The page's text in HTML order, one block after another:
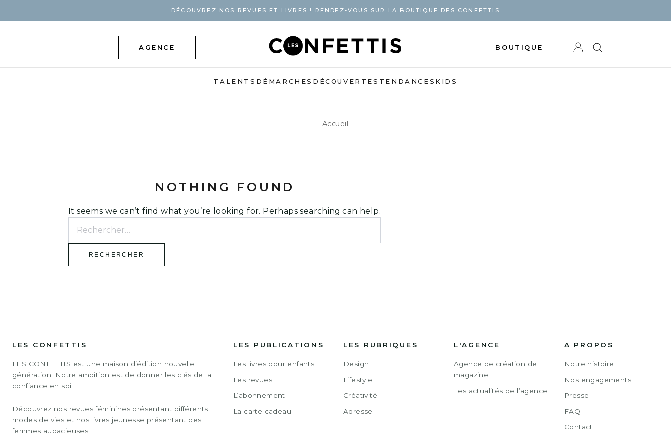
DÉCOUVREZ NOS REVUES ET LIVRES ! RENDEZ-VOUS SUR LA BOUTIQUE DES CONFETTIS
AGENCE BOUTIQUE
TALENTS DÉMARCHES DÉCOUVERTES TENDANCES KIDS
Accueil
NOTHING FOUND
It seems we can’t find what you’re looking for. Perhaps searching can help.
LES CONFETTIS
LES CONFETTIS est une maison d’édition nouvelle
génération. Notre ambition est de donner les clés de la
confiance en soi.
Découvrez nos revues féminines présentant différents
modes de vies et nos livres jeunesse présentant des
femmes audacieuses.
LES PUBLICATIONS
Les livres pour enfants
Les revues
L’abonnement
La carte cadeau
LES RUBRIQUES
Design
Lifestyle
Créativité
Adresse
L'AGENCE
Agence de création de
magazine
Les actualités de l’agence
A PROPOS
Notre histoire
Nos engagements
Presse
FAQ
Contact